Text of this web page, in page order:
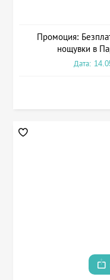
Промоция:
нощувки в
Дата: